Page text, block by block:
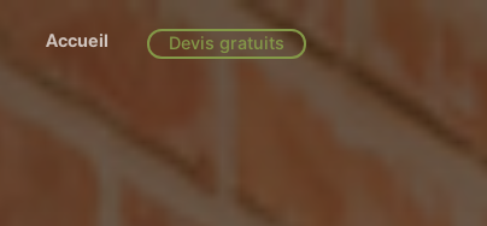
Accueil Devis gratuits